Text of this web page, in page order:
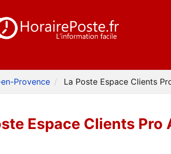
Provence La Poste Espace Clients
Espace Clients Pro